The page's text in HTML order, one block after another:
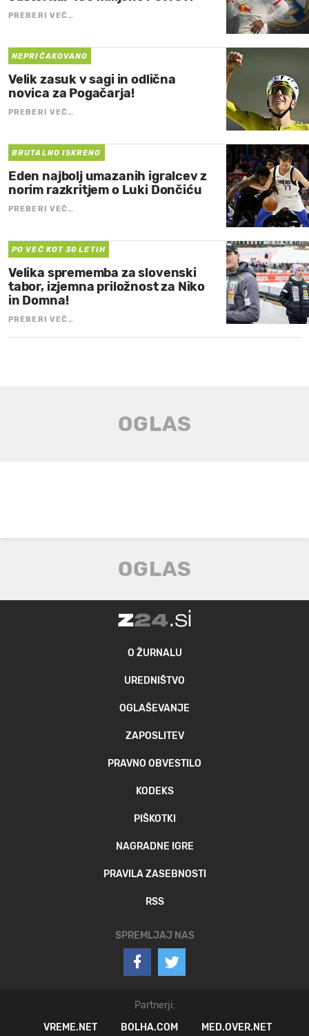
PREBERI VEČ…
NEPRIČAKOVANO
Velik zasuk v sagi in odlična
novica za Pogačarja!
PREBERI VEČ…
BRUTALNO ISKRENO
Eden najbolj umazanih igralcev z
norim razkritjem o Luki Dončiću
PREBERI VEČ…
PO VEČ KOT 30 LETIH
Velika sprememba za slovenski
tabor, izjemna priložnost za Niko
in Domna!
PREBERI VEČ…
O ŽURNALU
UREDNIŠTVO
OGLAŠEVANJE
ZAPOSLITEV
PRAVNO OBVESTILO
KODEKS
PIŠKOTKI
NAGRADNE IGRE
PRAVILA ZASEBNOSTI
RSS
SPREMLJAJ NAS
Partnerji:
VREME.NET
BOLHA.COM MED.OVER.NET